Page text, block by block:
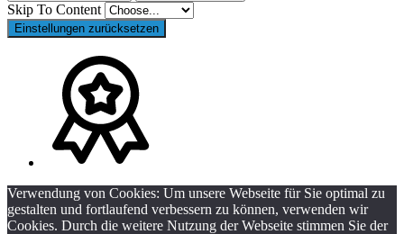
Skip To Content
Einstellungen zurücksetzen
Verwendung von Cookies: Um unsere Webseite für Sie optimal zu
gestalten und fortlaufend verbessern zu können, verwenden wir
Cookies. Durch die weitere Nutzung der Webseite stimmen Sie der